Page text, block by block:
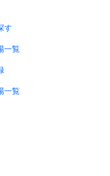
す
一覧
一覧